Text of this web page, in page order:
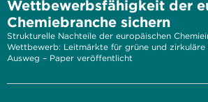
Wettbewerbsfähigkeit der
Chemiebranche sichern
Strukturelle Nachteile der europäischen
Wettbewerb: Leitmärkte für grüne und
Ausweg – Paper veröffentlicht